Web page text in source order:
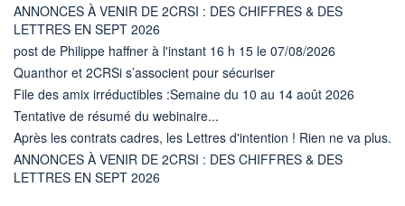
ANNONCES À VENIR DE 2CRSI : DES CHIFFRES & DES
LETTRES EN SEPT 2026
post de Philippe haffner à l'instant 16 h 15 le 07/08/2026
Quanthor et 2CRSi s’associent pour sécuriser
File des amix irréductibles :Semaine du 10 au 14 août 2026
Tentative de résumé du webinaire...
Après les contrats cadres, les Lettres d'intention ! Rien ne va plus.
ANNONCES À VENIR DE 2CRSI : DES CHIFFRES & DES
LETTRES EN SEPT 2026